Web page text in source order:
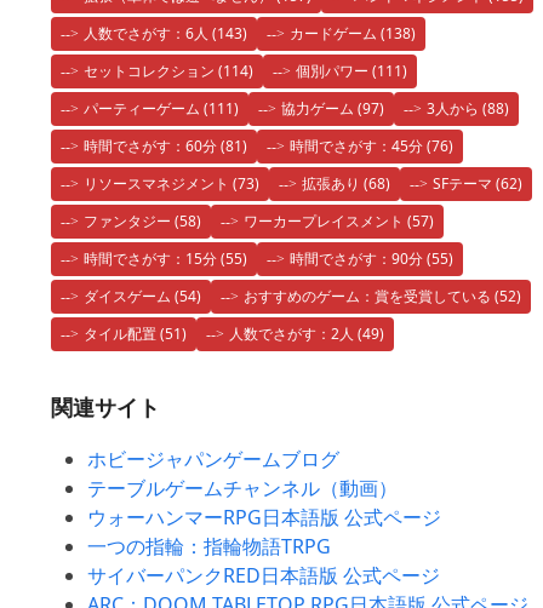
人数でさがす：6人 (143) カードゲーム (138)
セットコレクション (114) 個別パワー (111)
パーティーゲーム (111) 協力ゲーム (97) 3人から (88)
時間でさがす：60分(81) 時間でさがす：45分(76)
リソースマネジメント (73) 拡張あり (68) SFテーマ (62)
ファンタジー (58) ワーカープレイスメント (57)
時間でさがす：15分(55) 時間でさがす：90分(55)
ダイスゲーム (54) おすすめのゲーム：賞を受賞している (52)
タイル配置(51) 人数でさがす：2人 (49)
関連サイト
ホビージャパンゲームブログ
テーブルゲームチャンネル（動画）
ウォーハンマーRPG日本語版 公式ページ
一つの指輪：指輪物語TRPG
サイバーパンクRED日本語版 公式ページ